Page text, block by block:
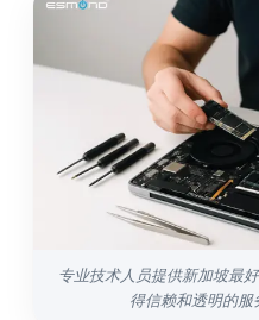
专业技术人员提供新加坡最
得信赖和透明的服